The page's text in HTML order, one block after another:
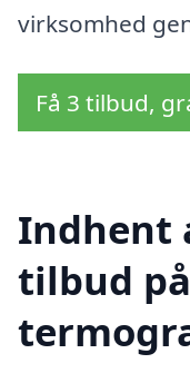
virksomhed
Få 3 tilbud,
Indhent
tilbud på